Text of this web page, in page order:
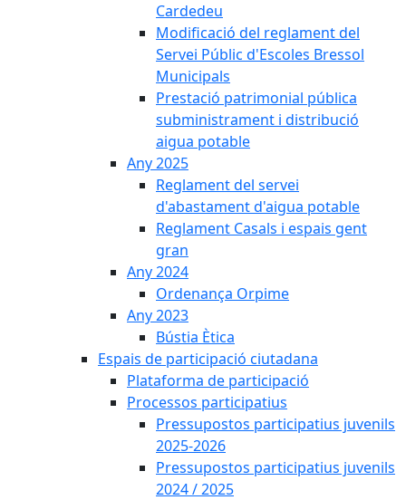
Cardedeu
Modificació del reglament del
Servei Públic d'Escoles Bressol
Municipals
Prestació patrimonial pública
subministrament i distribució
aigua potable
Any 2025
Reglament del servei
d'abastament d'aigua potable
Reglament Casals i espais gent
gran
Any 2024
Ordenança Orpime
Any 2023
Bústia Ètica
Espais de participació ciutadana
Plataforma de participació
Processos participatius
Pressupostos participatius juvenils
2025-2026
Pressupostos participatius juvenils
2024 / 2025